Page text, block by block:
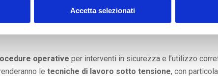
Accetta selezionati
in sicurezza sugli impianti elettrici. L’obiettivo dei corsi è
consapevole e sicuro alle operazioni su impianti
operative per interventi in sicurezza e l’utilizzo
le tecniche di lavoro sotto tensione, con